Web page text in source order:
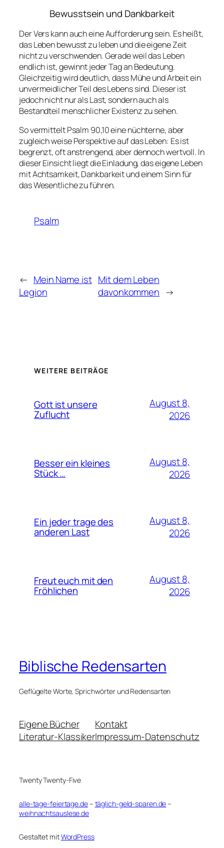
Bewusstsein und Dankbarkeit
Der Vers kann auch eine Aufforderung sein. Es heißt,
das Leben bewusst zu leben und die eigene Zeit
nicht zu verschwenden. Gerade weil das Leben
endlich ist, gewinnt jeder Tag an Bedeutung.
Gleichzeitig wird deutlich, dass Mühe und Arbeit ein
unvermeidlicher Teil des Lebens sind. Dieser ist
jedoch nicht nur als Last, sondern auch als
Bestandteil menschlicher Existenz zu sehen.
So vermittelt Psalm 90,10 eine nüchterne, aber
zugleich weise Perspektive auf das Leben: Es ist
begrenzt, oft anstrengend, aber dennoch wertvoll. In
dieser Einsicht liegt die Einladung, das eigene Leben
mit Achtsamkeit, Dankbarkeit und einem Sinn für
das Wesentliche zu führen.
Psalm
← Mein Name ist
Legion
Mit dem Leben
davonkommen →
WEITERE BEITRÄGE
Gott ist unsere
Zuflucht
August 8,
2026
Besser ein kleines
Stück …
August 8,
2026
Ein jeder trage des
anderen Last
August 8,
2026
Freut euch mit den
Fröhlichen
August 8,
2026
Biblische Redensarten
Geflügelte Worte, Sprichwörter und Redensarten
Eigene Bücher
Literatur-Klassiker
Kontakt
Impressum-Datenschutz
Twenty Twenty-Five
alle-tage-feiertage.de– täglich-geld-sparen.de–
weihnachtsauslese.de
Gestaltet mitWordPress